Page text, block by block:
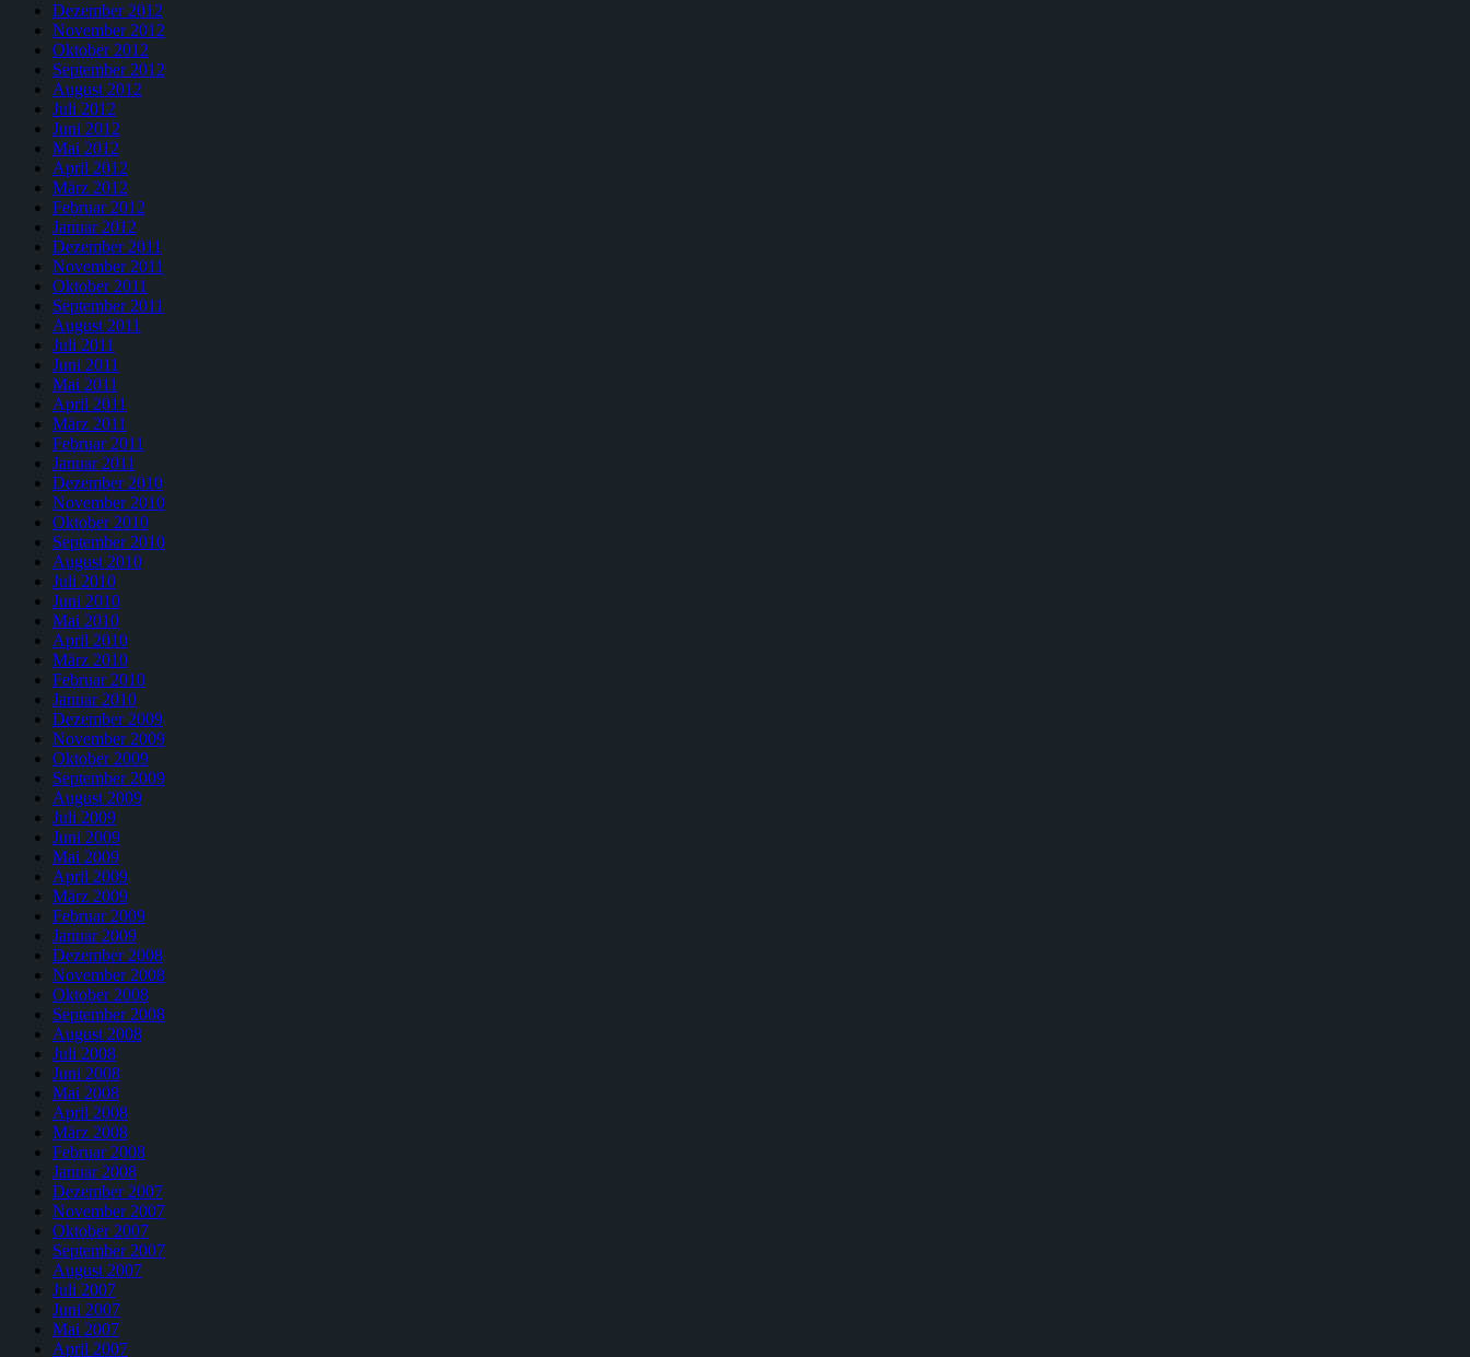
Dezember 2012
November 2012
Oktober 2012
September 2012
August 2012
Juli 2012
Juni 2012
Mai 2012
April 2012
März 2012
Februar 2012
Januar 2012
Dezember 2011
November 2011
Oktober 2011
September 2011
August 2011
Juli 2011
Juni 2011
Mai 2011
April 2011
März 2011
Februar 2011
Januar 2011
Dezember 2010
November 2010
Oktober 2010
September 2010
August 2010
Juli 2010
Juni 2010
Mai 2010
April 2010
März 2010
Februar 2010
Januar 2010
Dezember 2009
November 2009
Oktober 2009
September 2009
August 2009
Juli 2009
Juni 2009
Mai 2009
April 2009
März 2009
Februar 2009
Januar 2009
Dezember 2008
November 2008
Oktober 2008
September 2008
August 2008
Juli 2008
Juni 2008
Mai 2008
April 2008
März 2008
Februar 2008
Januar 2008
Dezember 2007
November 2007
Oktober 2007
September 2007
August 2007
Juli 2007
Juni 2007
Mai 2007
April 2007